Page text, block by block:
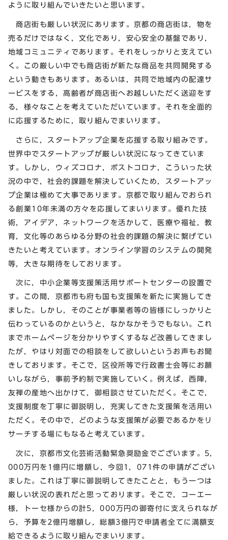
ように取り組んでいきたいと思います。
商店街も厳しい状況にあります。京都の商店街は，物を
売るだけではなく，文化であり，安心安全の基盤であり，
地域コミュニティであります。それをしっかりと支えてい
く。この厳しい中でも商店街が新たな商品を共同開発する
という動きもあります。あるいは，共同で地域内の配達サ
ービスをする，高齢者が商店街へお越しいただく送迎をす
る，様々なことを考えていただいています。それを全面的
に応援するために，取り組んでまいります。
さらに，スタートアップ企業を応援する取り組みです。
世界中でスタートアップが厳しい状況になってきていま
す。しかし，ウィズコロナ，ポストコロナ，こういった状
況の中で，社会的課題を解決していくため，スタートアッ
プ企業は極めて大事であります。京都で取り組んでおられ
る創業10年未満の方々を応援してまいります。優れた技
術，アイデア，ネットワークを活かして，医療や福祉，教
育，文化等のあらゆる分野の社会的課題の解決に繋げてい
きたいと考えています。オンライン学習のシステムの開発
等，大きな期待をしております。
次に，中小企業等支援策活用サポートセンターの設置で
す。この間，京都市も府も国も支援策を新たに実施してき
ました。しかし，そのことが事業者等の皆様にしっかりと
伝わっているのかというと，なかなかそうでもない。これ
までホームページを分かりやすくするなど改善してきまし
たが，やはり対面での相談をして欲しいというお声もお聞
きしております。そこで，区役所等で行政書士会等にお願
いしながら，事前予約制で実施していく。例えば，西陣，
友禅の産地へ出かけて，御相談させていただく。そこで，
支援制度を丁寧に御説明し，充実してきた支援策を活用い
ただく。その中で，どのような支援策が必要であるかをリ
サーチする場にもなると考えています。
次に，京都市文化芸術活動緊急奨励金でございます。5，
000万円を1億円に増額し，今回1，071件の申請がござい
ました。これは丁寧に御説明してきたことと，もう一つは
厳しい状況の表れだと思っております。そこで，コーエー
様，トーセ様からの計5，000万円の御寄付に支えられなが
ら，予算を2億円増額し，総額3億円で申請者全てに満額支
給できるように取り組んでまいります。